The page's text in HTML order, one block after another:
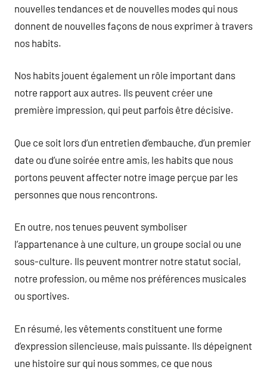
nouvelles tendances et de nouvelles modes qui nous
donnent de nouvelles façons de nous exprimer à travers
nos habits.
Nos habits jouent également un rôle important dans
notre rapport aux autres. Ils peuvent créer une
première impression, qui peut parfois être décisive.
Que ce soit lors d’un entretien d’embauche, d’un premier
date ou d’une soirée entre amis, les habits que nous
portons peuvent affecter notre image perçue par les
personnes que nous rencontrons.
En outre, nos tenues peuvent symboliser
l’appartenance à une culture, un groupe social ou une
sous-culture. Ils peuvent montrer notre statut social,
notre profession, ou même nos préférences musicales
ou sportives.
En résumé, les vêtements constituent une forme
d’expression silencieuse, mais puissante. Ils dépeignent
une histoire sur qui nous sommes, ce que nous